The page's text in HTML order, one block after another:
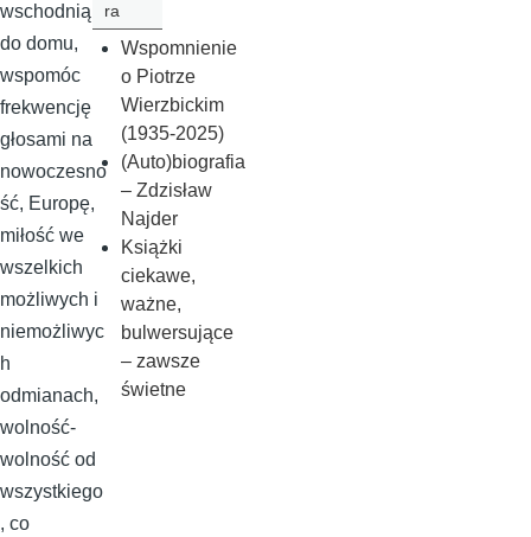
wschodnią
do domu,
wspomóc
frekwencję
głosami na
nowoczesno
ść, Europę,
miłość we
wszelkich
możliwych i
niemożliwyc
h
odmianach,
wolność-
wolność od
wszystkiego
, co
ra
Wspomnienie
o Piotrze
Wierzbickim
(1935-2025)
(Auto)biografia
– Zdzisław
Najder
Książki
ciekawe,
ważne,
bulwersujące
– zawsze
świetne